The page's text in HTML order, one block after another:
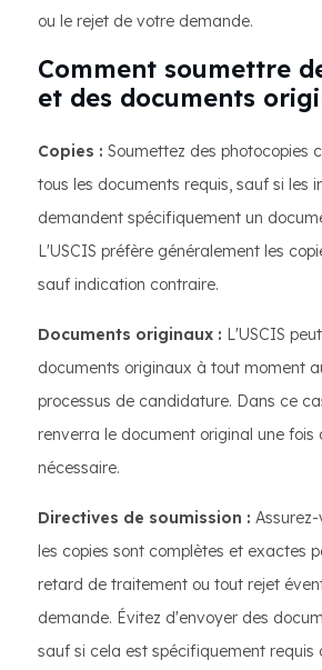
ou le rejet de votre demande.
Comment soumettre
et des documents
Copies : Soumettez des photocopies
tous les documents requis, sauf si les
demandent spécifiquement un
L'USCIS préfère généralement les
sauf indication contraire.
Documents originaux : L'USCIS
documents originaux à tout moment
processus de candidature. Dans ce
renverra le document original une fois
nécessaire.
Directives de soumission :
les copies sont complètes et exactes
retard de traitement ou tout rejet
demande. Évitez d'envoyer des
sauf si cela est spécifiquement requis